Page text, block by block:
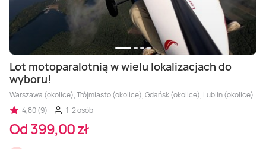
Lot motoparalotnią w wielu lokalizacjach do
wyboru!
Warszawa (okolice), Trójmiasto (okolice), Gdańsk (okolice), Lublin (okolice)
4,80 (9)
1-2 osób
Od 399,00 zł